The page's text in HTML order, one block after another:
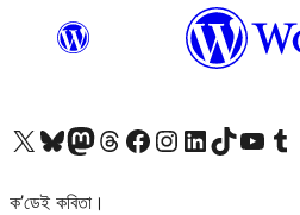
আমাৰ X (আগৰ Twitter) একাউণ্টলৈ যাওকআমাৰ Bluesky একাউণ্টলৈ যাওকআমাৰ Mastodon একাউণ্টলৈ যাওকআমাৰ Threads একাউণ্টলৈ যাওকআমাৰ Facebook পৃষ্ঠালৈ যাওকআমাৰ Instagram একাউণ্টলৈ যাওকআমাৰ LinkedIn একাউণ্টলৈ যাওকআমাৰ TikTok একাউণ্টলৈ যাওকআমাৰ YouTube চেনেললৈ যাওকআমাৰ Tumblr একাউণ্টলৈ যাওক
ক’ডেই কবিতা।